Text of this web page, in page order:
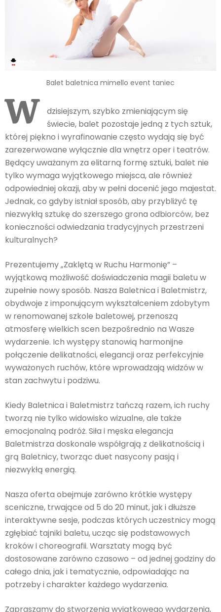
Balet baletnica mimello event taniec
W
dzisiejszym, szybko zmieniającym się
świecie, balet pozostaje jedną z tych sztuk,
której piękno i wyrafinowanie często wydają się być
zarezerwowane wyłącznie dla wnętrz oper i teatrów.
Będący uważanym za elitarną formę sztuki, balet nie
tylko wymaga wyjątkowego miejsca, ale również
odpowiedniej okazji, aby w pełni docenić jego majestat.
Jednak, co gdyby istniał sposób, aby przybliżyć tę
niezwykłą sztukę do szerszego grona odbiorców, bez
konieczności odwiedzania tradycyjnych przestrzeni
kulturalnych?
Prezentujemy „Zaklętą w Ruchu Harmonię” –
wyjątkową możliwość doświadczenia magii baletu w
zupełnie nowy sposób. Nasza Baletnica i Baletmistrz,
obydwoje z imponującym wykształceniem zdobytym
w renomowanej szkole baletowej, przenoszą
atmosferę wielkich scen bezpośrednio na Wasze
wydarzenie. Ich występy stanowią harmonijne
połączenie delikatności, elegancji oraz perfekcyjnie
wyważonych ruchów, które wprowadzają widzów w
stan zachwytu i podziwu.
Kiedy Baletnica i Baletmistrz tańczą razem, ich ruchy
tworzą nie tylko widowisko wizualne, ale także
emocjonalną podróż. Siła i męska elegancja
Baletmistrza doskonale współgrają z delikatnością i
grą Baletnicy, tworząc duet nasycony pasją i
niezwykłą energią.
Nasza oferta obejmuje zarówno krótkie występy
sceniczne, trwające od 5 do 20 minut, jak i dłuższe
interaktywne sesje, podczas których uczestnicy mogą
zgłębiać tajniki baletu, ucząc się podstawowych
kroków i choreografii. Warsztaty mogą być
dostosowane zarówno czasowo – od jednej godziny do
całego dnia, jak i tematycznie, odpowiadając na
potrzeby i charakter każdego wydarzenia.
Zapraszamy do stworzenia wyjątkowego wydarzenia,